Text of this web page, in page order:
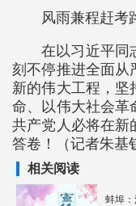
风雨兼程赶考
在以习近平同
刻不停推进全面从
新的伟大工程，坚
命、以伟大社会革
共产党人必将在新
答卷！（记者朱基
相关阅读
蚌埠